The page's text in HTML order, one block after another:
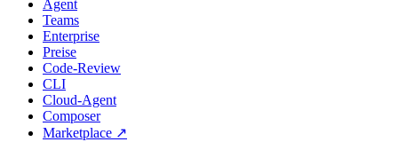
Agent
Teams
Enterprise
Preise
Code-Review
CLI
Cloud-Agent
Composer
Marketplace ↗